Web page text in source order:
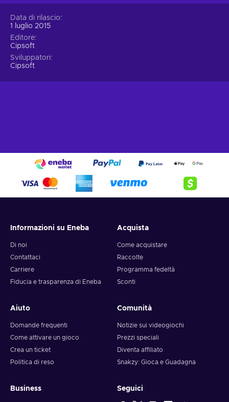
Data di rilascio
1 luglio 2015
Editore
Cipsoft
Sviluppatori
Cipsoft
Informazioni su Eneba
Di noi
Contattaci
Carriere
Fiducia e trasparenza di Eneba
Acquista
Come acquistare
Raccolte
Programma fedeltà
Sconti
Aiuto
Domande frequenti
Come attivare un gioco
Crea un ticket
Politica di reso
Comunità
Notizie sui videogiochi
Prezzi speciali
Diventa affiliato
Snakzy: Gioca e Guadagna
Business Seguici